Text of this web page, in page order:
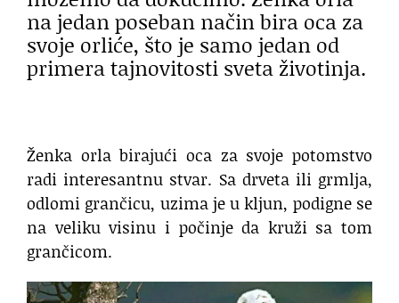
na jedan poseban način bira oca za
svoje orliće, što je samo jedan od
primera tajnovitosti sveta životinja.
Ženka orla birajući oca za svoje potomstvo
radi interesantnu stvar. Sa drveta ili grmlja,
odlomi grančicu, uzima je u kljun, podigne se
na veliku visinu i počinje da kruži sa tom
grančicom.